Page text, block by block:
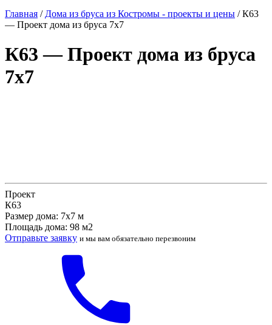
Главная / Дома из бруса из Костромы - проекты и цены /К63
— Проект дома из бруса 7х7
К63 — Проект дома из бруса
7х7
Проект
К63
Размер дома: 7х7 м
Площадь дома: 98 м2
Отправьте заявку и мы вам обязательно перезвоним